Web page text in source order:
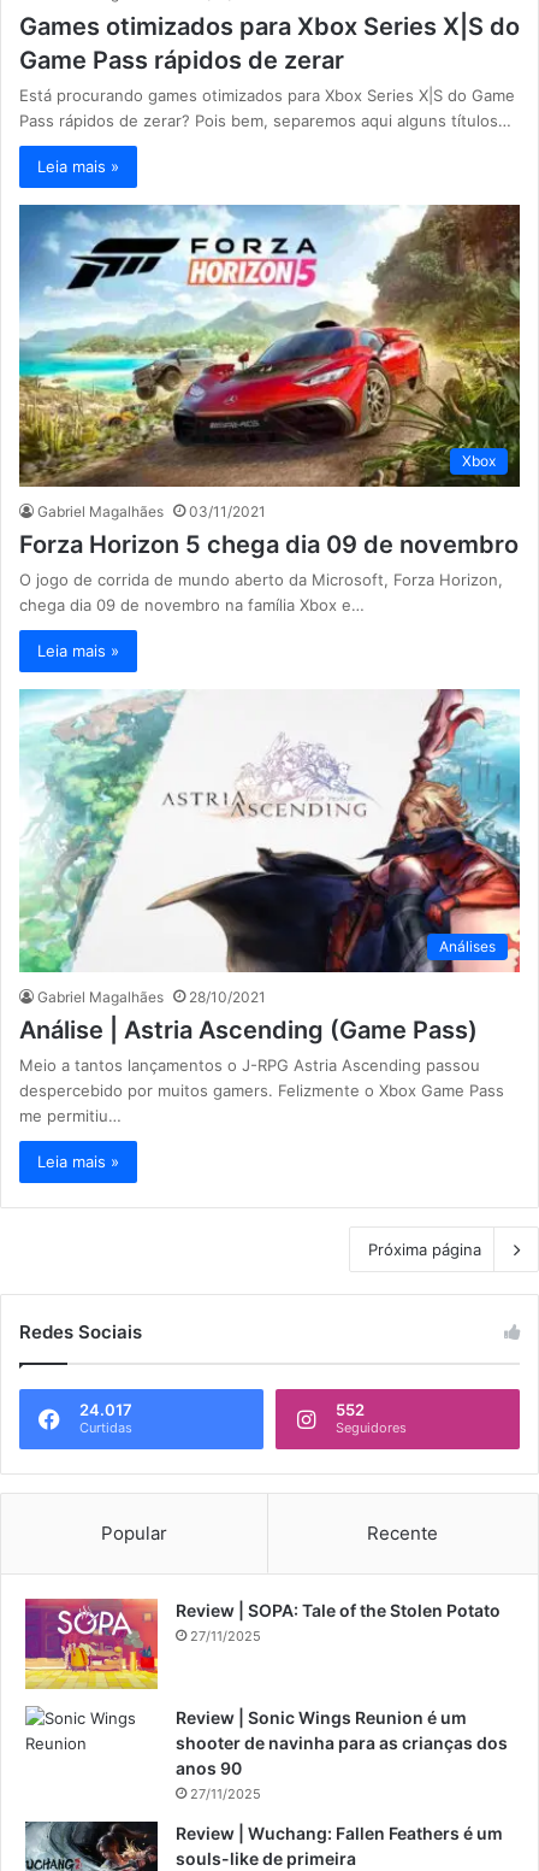
Games otimizados para Xbox Series X|S do
Game Pass rápidos de zerar
Está procurando games otimizados para Xbox Series X|S do Game
Pass rápidos de zerar? Pois bem, separemos aqui alguns títulos…
Leia mais »
Xbox
Gabriel Magalhães 03/11/2021
Forza Horizon 5 chega dia 09 de novembro
O jogo de corrida de mundo aberto da Microsoft, Forza Horizon,
chega dia 09 de novembro na família Xbox e…
Leia mais »
Análises
Gabriel Magalhães 28/10/2021
Análise | Astria Ascending (Game Pass)
Meio a tantos lançamentos o J-RPG Astria Ascending passou
despercebido por muitos gamers. Felizmente o Xbox Game Pass
me permitiu…
Leia mais »
Próxima página
Redes Sociais
24.017
Curtidas
552
Seguidores
Popular Recente
Review | SOPA: Tale of the Stolen Potato
27/11/2025
Review | Sonic Wings Reunion é um
shooter de navinha para as crianças dos
anos 90
27/11/2025
Review | Wuchang: Fallen Feathers é um
souls-like de primeira